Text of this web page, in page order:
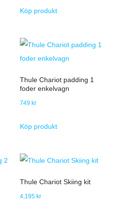
Köp produkt
Thule Chariot padding 1
foder enkelvagn
749 kr
Köp produkt
Thule Chariot Skiing kit
4,195kr